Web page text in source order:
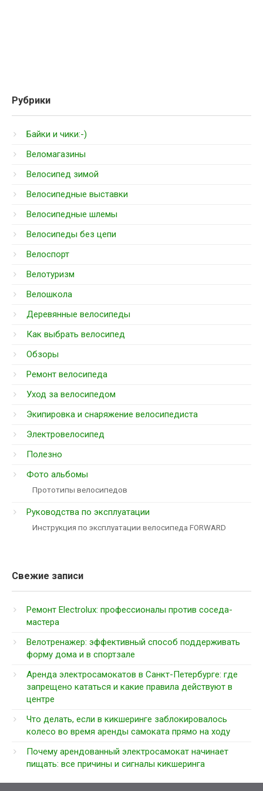
Рубрики
Байки и чики:-)
Веломагазины
Велосипед зимой
Велосипедные выставки
Велосипедные шлемы
Велосипеды без цепи
Велоспорт
Велотуризм
Велошкола
Деревянные велосипеды
Как выбрать велосипед
Обзоры
Ремонт велосипеда
Уход за велосипедом
Экипировка и снаряжение велосипедиста
Электровелосипед
Полезно
Фото альбомы
Прототипы велосипедов
Руководства по эксплуатации
Инструкция по эксплуатации велосипеда FORWARD
Свежие записи
Ремонт Electrolux: профессионалы против соседа-
мастера
Велотренажер: эффективный способ поддерживать
форму дома и в спортзале
Аренда электросамокатов в Санкт-Петербурге: где
запрещено кататься и какие правила действуют в
центре
Что делать, если в кикшеринге заблокировалось
колесо во время аренды самоката прямо на ходу
Почему арендованный электросамокат начинает
пищать: все причины и сигналы кикшеринга